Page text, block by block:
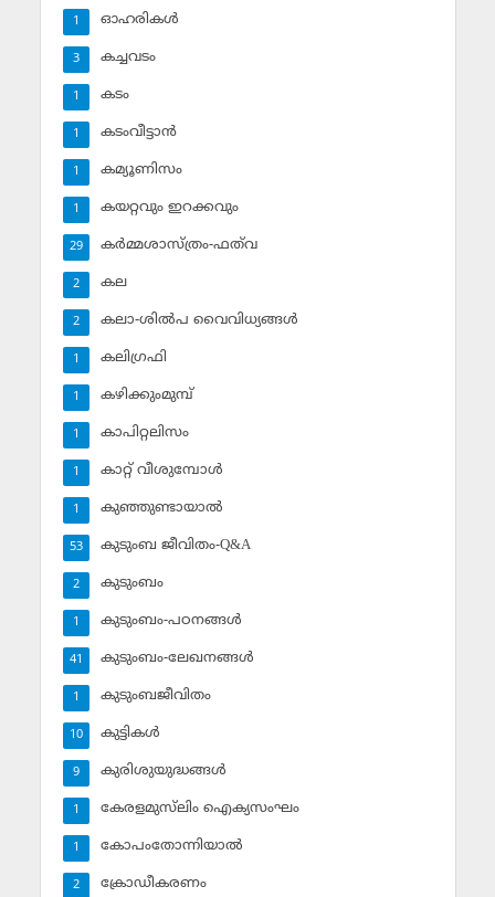
ഓഹരികള്‍
1
കച്ചവടം
3
കടം
1
കടംവീട്ടാന്‍
1
കമ്യൂണിസം
1
കയറ്റവും ഇറക്കവും
1
കര്‍മ്മശാസ്ത്രം-ഫത്‌വ
29
കല
2
കലാ-ശില്‍പ വൈവിധ്യങ്ങള്‍
2
കലിഗ്രഫി
1
കഴിക്കുംമുമ്പ്
1
കാപിറ്റലിസം
1
കാറ്റ് വീശുമ്പോള്‍
1
കുഞ്ഞുണ്ടായാല്‍
1
കുടുംബ ജീവിതം-Q&A
53
കുടുംബം
2
കുടുംബം-പഠനങ്ങള്‍
1
കുടുംബം-ലേഖനങ്ങള്‍
41
കുടുംബജീവിതം
1
കുട്ടികള്‍
10
കുരിശുയുദ്ധങ്ങള്‍
9
കേരളമുസ്‌ലിം ഐക്യസംഘം
1
കോപംതോന്നിയാല്‍
1
ക്രോഡീകരണം
2